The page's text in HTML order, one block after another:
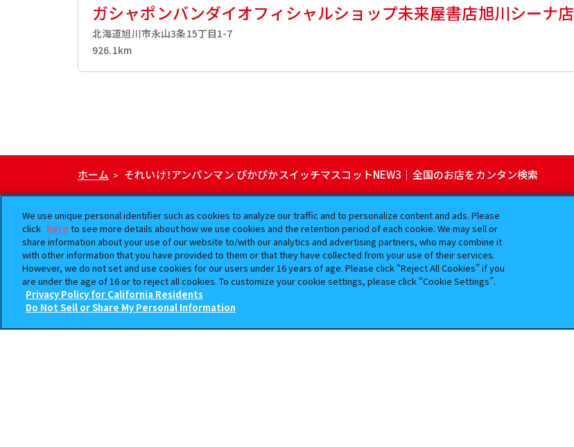
ガシャポンバンダイオフィシャルショップ未来屋書店旭川シーナ店
北海道旭川市永山3条15丁目1-7
926.1km
ホーム > それいけ！アンパンマン ぴかぴかスイッチマスコットNEW3｜全国のお店をカンタン検索
ガシャポン公式アカウント
We use unique personal identifier such as cookies to analyze our traffic and to personalize content and ads. Please
click here to see more details about how we use cookies and the retention period of each cookie. We may sell or
share information about your use of our website to/with our analytics and advertising partners, who may combine it
with other information that you have provided to them or that they have collected from your use of their services.
However, we do not set and use cookies for our users under 16 years of age. Please click “Reject All Cookies” if you
are under the age of 16 or to reject all cookies. To customize your cookie settings, please click “Cookie Settings”.
Privacy Policy for California Residents
Do Not Sell or Share My Personal Information